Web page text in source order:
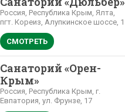
Россия, Республика Крым, Ялта,
пгт. Кореиз, Алупкинское шоссе, 1
СМОТРЕТЬ
Санаторий «Орен-
Крым»
Россия, Республика Крым, г.
Евпатория, ул. Фрунзе, 17